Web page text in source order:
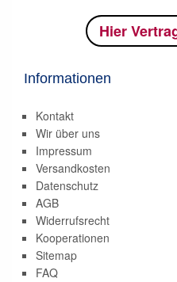
Hier
Informationen
Kontakt
Wir über uns
Impressum
Versandkosten
Datenschutz
AGB
Widerrufsrecht
Kooperationen
Sitemap
FAQ